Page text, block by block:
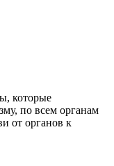
которые
по всем органам
от органов к